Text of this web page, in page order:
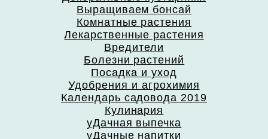
Выращиваем бонсай
Комнатные растения
Лекарственные растения
Вредители
Болезни растений
Посадка и уход
Удобрения и агрохимия
Календарь садовода 2019
Кулинария
уДачная выпечка
уДачные напитки